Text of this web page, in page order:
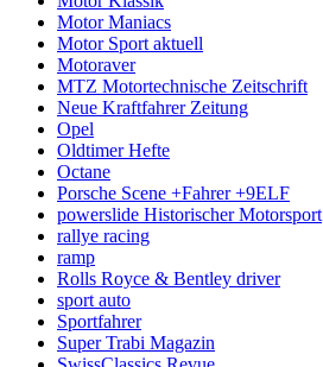
Motor Maniacs
Motor Sport aktuell
Motoraver
MTZ Motortechnische Zeitschrift
Neue Kraftfahrer Zeitung
Opel
Oldtimer Hefte
Octane
Porsche Scene +Fahrer +9ELF
powerslide Historischer Motorsport
rallye racing
ramp
Rolls Royce & Bentley driver
sport auto
Sportfahrer
Super Trabi Magazin